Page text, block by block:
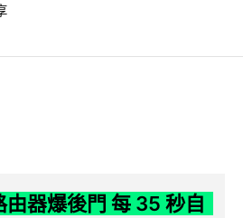
器爆後門 每 35 秒自